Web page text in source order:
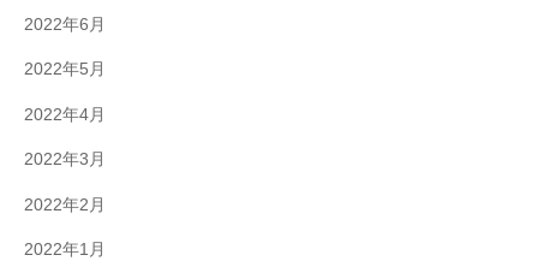
2022年6月
2022年5月
2022年4月
2022年3月
2022年2月
2022年1月